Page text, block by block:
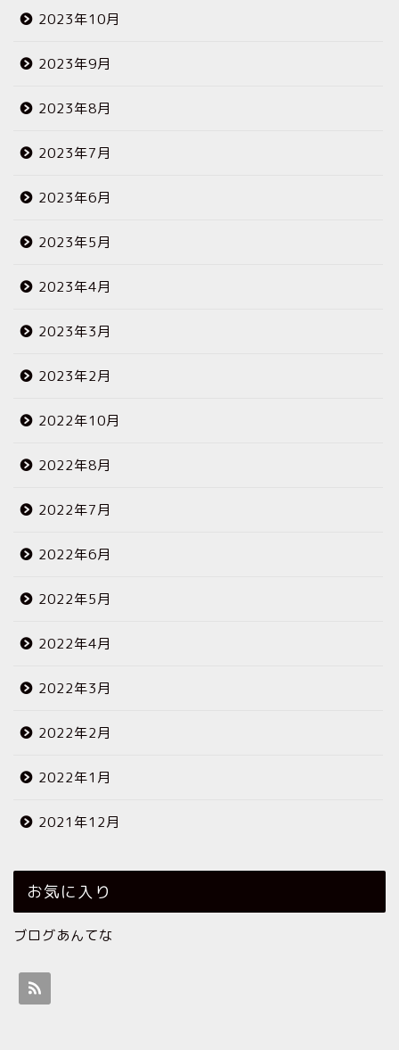
2023年10月
2023年9月
2023年8月
2023年7月
2023年6月
2023年5月
2023年4月
2023年3月
2023年2月
2022年10月
2022年8月
2022年7月
2022年6月
2022年5月
2022年4月
2022年3月
2022年2月
2022年1月
2021年12月
お気に入り
ブログあんてな